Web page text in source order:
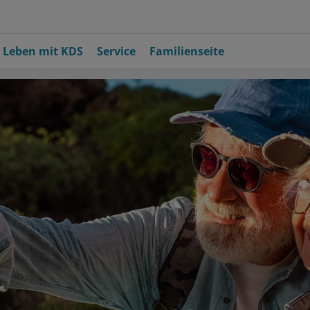
Leben mit KDS Service Familienseite